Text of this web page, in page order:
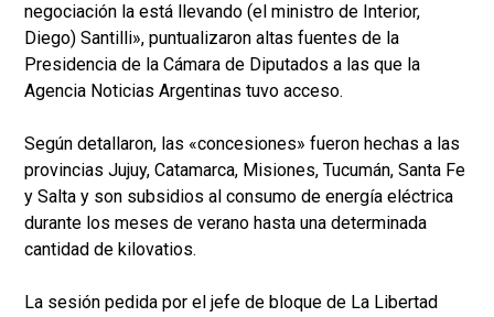
negociación la está llevando (el ministro de Interior,
Diego) Santilli», puntualizaron altas fuentes de la
Presidencia de la Cámara de Diputados a las que la
Agencia Noticias Argentinas tuvo acceso.
Según detallaron, las «concesiones» fueron hechas a las
provincias Jujuy, Catamarca, Misiones, Tucumán, Santa Fe
y Salta y son subsidios al consumo de energía eléctrica
durante los meses de verano hasta una determinada
cantidad de kilovatios.
La sesión pedida por el jefe de bloque de La Libertad